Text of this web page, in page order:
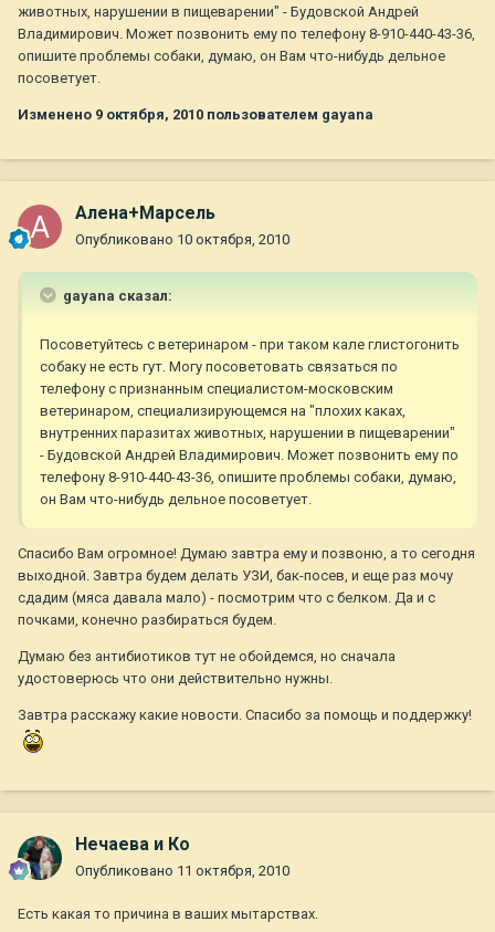
животных, нарушении в пищеварении" - Будовской Андрей
Владимирович. Может позвонить ему по телефону 8-910-440-43-36,
опишите проблемы собаки, думаю, он Вам что-нибудь дельное
посоветует.
Изменено 9 октября, 2010 пользователем gayana
Алена+Марсель
Опубликовано 10 октября, 2010
gayana сказал:
Посоветуйтесь с ветеринаром - при таком кале глистогонить
собаку не есть гут. Могу посоветовать связаться по
телефону с признанным специалистом-московским
ветеринаром, специализирующемся на "плохих каках,
внутренних паразитах животных, нарушении в пищеварении"
- Будовской Андрей Владимирович. Может позвонить ему по
телефону 8-910-440-43-36, опишите проблемы собаки, думаю,
он Вам что-нибудь дельное посоветует.
Спасибо Вам огромное! Думаю завтра ему и позвоню, а то сегодня
выходной. Завтра будем делать УЗИ, бак-посев, и еще раз мочу
сдадим (мяса давала мало) - посмотрим что с белком. Да и с
почками, конечно разбираться будем.
Думаю без антибиотиков тут не обойдемся, но сначала
удостоверюсь что они действительно нужны.
Завтра расскажу какие новости. Спасибо за помощь и поддержку!
Нечаева и Ко
Опубликовано 11 октября, 2010
Есть какая то причина в ваших мытарствах.